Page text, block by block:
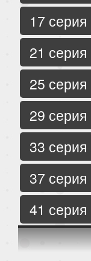
17 серия
21 серия
25 серия
29 серия
33 серия
37 серия
41 серия
45 серия